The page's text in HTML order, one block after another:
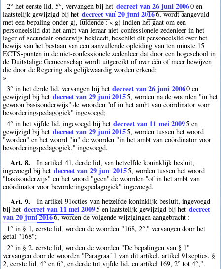
2° het eerste lid, 5°, vervangen bij het decreet van 26 juni 20060en
laatstelijk gewijzigd bij het decreet van 20 juni 20166, wordt aangevuld
met een bepaling onder g), luidende : « g) indien het gaat om een
personeelslid dat het ambt van leraar niet-confessionele zedenleer in het
lager of secundair onderwijs bekleedt, beschikt dit personeelslid over het
bewijs van het bestaan van een aanvullende opleiding van ten minste 15
ECTS-punten in de niet-confessionele zedenleer dat door een hogeschool in
de Duitstalige Gemeenschap wordt uitgereikt of over één of meer bewijzen
die door de Regering als gelijkwaardig worden erkend;
»
3° in het derde lid, vervangen bij het decreet van 26 juni 20060en
gewijzigd bij het decreet van 29 juni 20155, worden na de woorden "in het
gewoon basisonderwijs" de woorden "of in het ambt van coördinator voor
bevorderingspedagogiek" ingevoegd;
4° in het vijfde lid, ingevoegd bij het decreet van 11 mei 20095en
gewijzigd bij het decreet van 29 juni 20155, worden tussen het woord
"worden" en het woord "in" de woorden "in het ambt van coördinator voor
bevorderingspedagogiek," ingevoegd.
Art. 8.
In artikel 41, derde lid, van hetzelfde koninklijk besluit,
ingevoegd bij het decreet van 29 juni 20155, worden tussen het woord
"basisonderwijs" en het woord "geen" de woorden "of in het ambt van
coördinator voor bevorderingspedagogiek" ingevoegd.
Art. 9.
In artikel 91octies van hetzelfde koninklijk besluit, ingevoegd
bij het decreet van 11 mei 20095 en laatstelijk gewijzigd bij het decreet
van 20 juni 20166, worden de volgende wijzigingen aangebracht :
1° in § 1, eerste lid, worden de woorden "168, 2°," vervangen door het
getal "168";
2° in § 2, eerste lid, worden de woorden "De bepalingen van § 1"
vervangen door de woorden "Paragraaf 1 van dit artikel, artikel 91septies, §
2, eerste lid, 4° en 6°, en derde tot vijfde lid, en artikel 169, 2° tot 4°,".